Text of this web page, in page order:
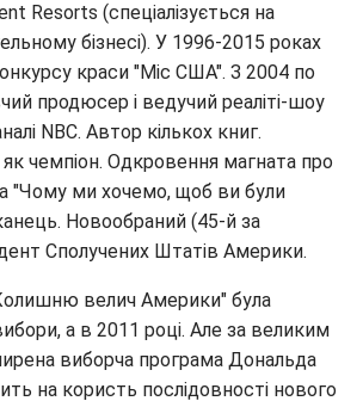
Resorts (спеціалізується на
бізнесі). У 1996-2015 роках
краси "Міс США". З 2004 по
продюсер і ведучий реаліті-шоу
NBC. Автор кількох книг.
чемпіон. Одкровення магната про
"Чому ми хочемо, щоб ви були
Новообраний (45-й за
Сполучених Штатів Америки.
велич Америки" була
а в 2011 році. Але за великим
виборча програма Дональда
на користь послідовності нового